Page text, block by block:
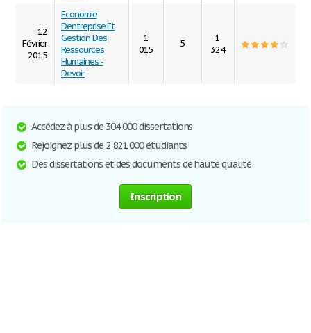
12
Février
2015
Economie
D'entreprise Et
Gestion Des
Ressources
Humaines -
Devoir
1
015
5
1
324
Accédez à plus de 304 000 dissertations
Rejoignez plus de 2 821 000 étudiants
Des dissertations et des documents de haute qualité
Inscription